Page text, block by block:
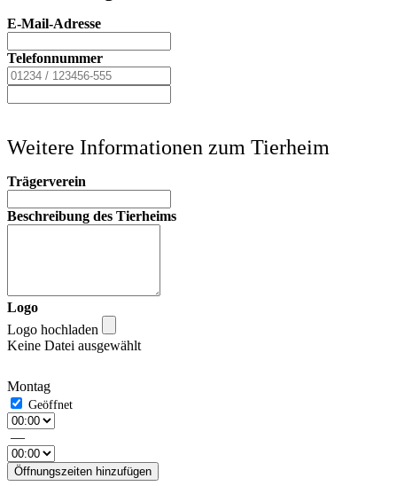
E-Mail-Adresse
Telefonnummer
Weitere Informationen zum Tierheim
Trägerverein
Beschreibung des Tierheims
Logo
Logo hochladen
Keine Datei ausgewählt
Montag
—
Öffnungszeiten hinzufügen